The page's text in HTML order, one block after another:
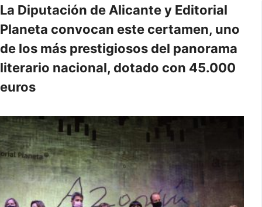
La Diputación de Alicante y Editorial
Planeta convocan este certamen, uno
de los más prestigiosos del panorama
literario nacional, dotado con 45.000
euros